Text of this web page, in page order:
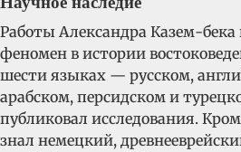
Работы Александра Казем-бека
феномен в истории
шести языках — русском,
арабском, персидском и
публиковал исследования.
знал немецкий,